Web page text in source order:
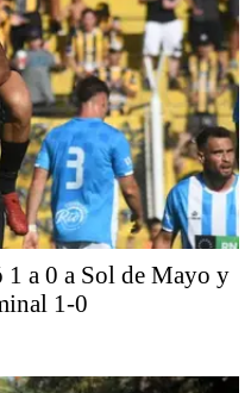
a 0 a Sol de Mayo y
1-0